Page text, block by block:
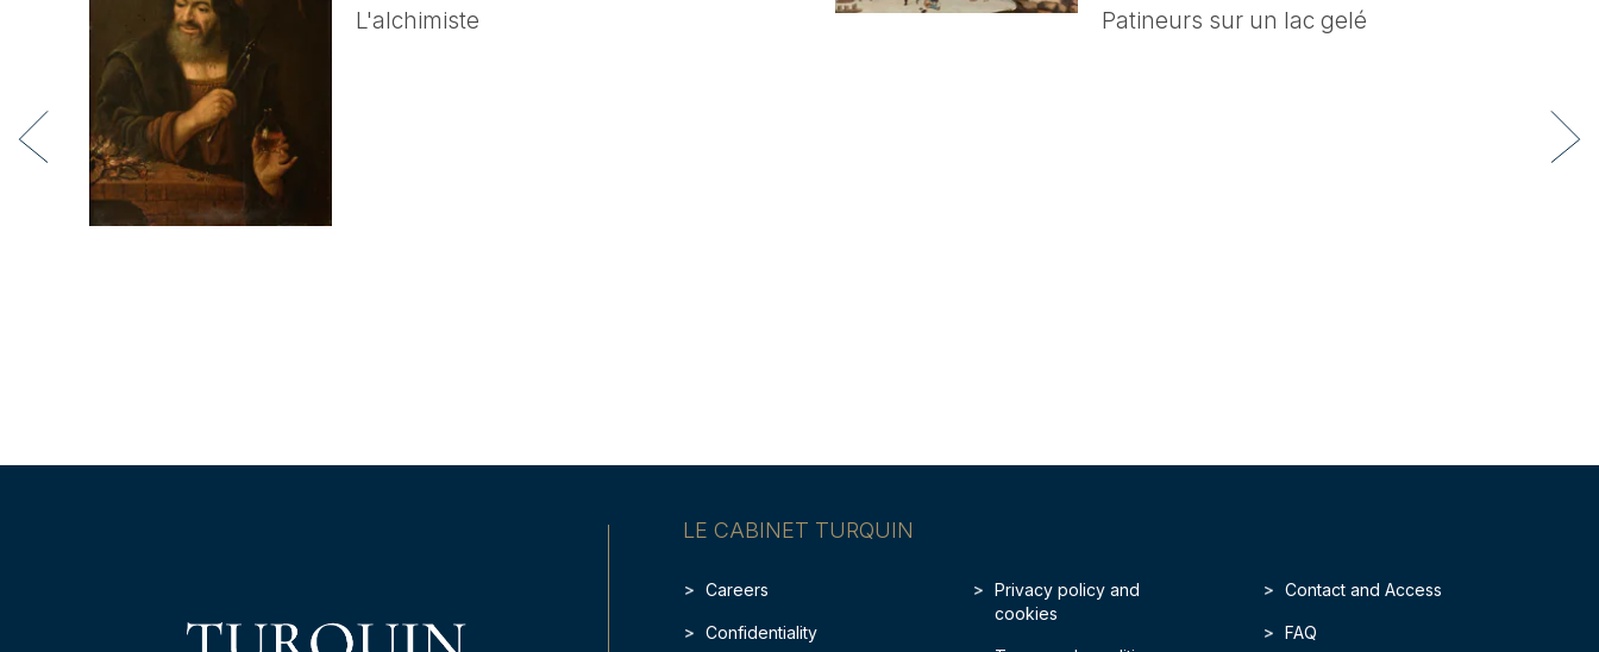
L'alchimiste Patineurs sur un lac gelé
LE CABINET TURQUIN
Careers
Confidentiality
Privacy policy and
cookies
Contact and Access
FAQ